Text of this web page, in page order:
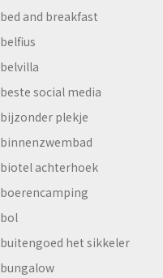
bed and breakfast
belfius
belvilla
beste social media
bijzonder plekje
binnenzwembad
biotel achterhoek
boerencamping
bol
buitengoed het sikkeler
bungalow